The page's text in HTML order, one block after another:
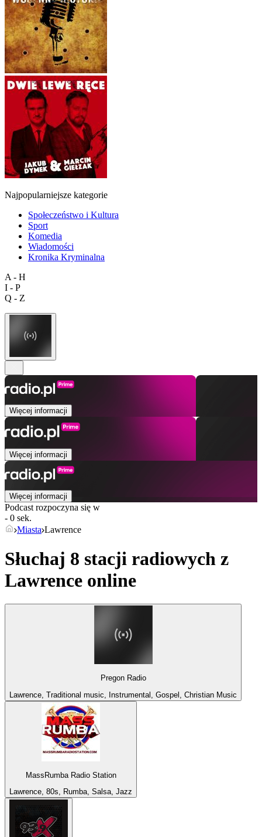
Najpopularniejsze kategorie
Społeczeństwo i Kultura
Sport
Komedia
Wiadomości
Kronika Kryminalna
A - H
I - P
Q - Z
Więcej informacji
Więcej informacji
Więcej informacji
Podcast rozpoczyna się w
- 0 sek.
Miasta Lawrence
Słuchaj 8 stacji radiowych z
Lawrence online
Pregon Radio
Lawrence, Traditional music, Instrumental, Gospel, Christian Music
MassRumba Radio Station
Lawrence, 80s, Rumba, Salsa, Jazz